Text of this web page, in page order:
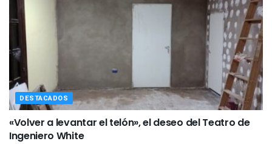
DESTACADOS
«Volver a levantar el telón», el deseo del Teatro de
Ingeniero White